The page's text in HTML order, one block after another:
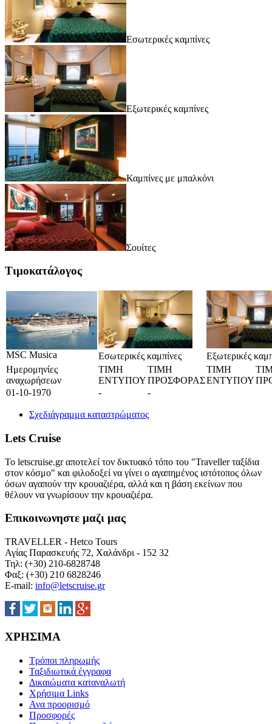
Εσωτερικές καμπίνες
Εξωτερικές καμπίνες
Καμπίνες με μπαλκόνι
Σουίτες
Τιμοκατάλογος
MSC Musica Εσωτερικές καμπίνες
Εξωτερικές
Ημερομηνίες
αναχωρήσεων
ΤΙΜΗ
ΕΝΤΥΠΟΥ
ΤΙΜΗ
ΠΡΟΣΦΟΡΑΣ
ΤΙΜΗ
ΕΝΤΥΠΟΥ
01-10-1970
- -
Σχεδιάγραμμα καταστρώματος
Lets Cruise
Το letscruise.gr αποτελεί τον δικτυακό τόπο του "Traveller ταξίδια
στον κόσμο" και φιλοδοξεί να γίνει ο αγαπημένος ιστότοπος όλων
όσων αγαπούν την κρουαζιέρα, αλλά και η βάση εκείνων που
θέλουν να γνωρίσουν την κρουαζιέρα.
Επικοινωνηστε μαζι μας
TRAVELLER - Hetco Tours
Αγίας Παρασκευής 72, Χαλάνδρι - 152 32
Τηλ: (+30) 210-6828748
Φαξ: (+30) 210 6828246
E-mail: info@letscruise.gr
ΧΡΗΣΙΜΑ
Τρόποι πληρωμής
Ταξιδιωτικά έγγραφα
Δικαιώματα καταναλωτή
Χρήσιμα Links
Ανα προορισμό
Προσφορές